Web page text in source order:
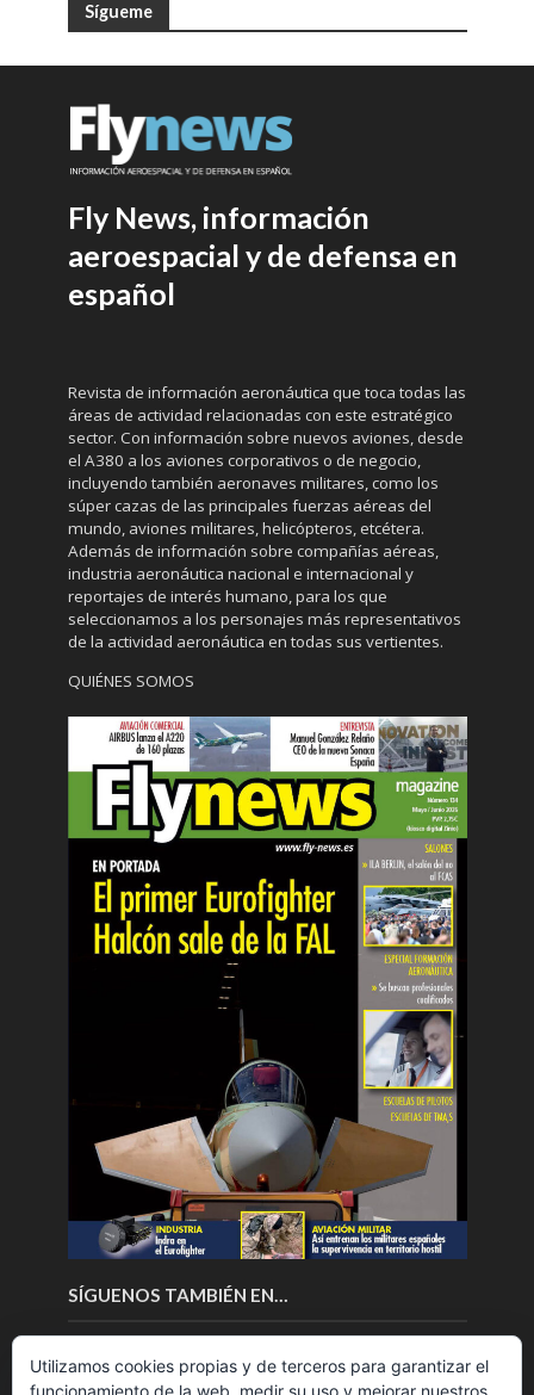
Sígueme
Fly News, información
aeroespacial y de defensa en
español
Revista de información aeronáutica que toca todas las
áreas de actividad relacionadas con este estratégico
sector. Con información sobre nuevos aviones, desde
el A380 a los aviones corporativos o de negocio,
incluyendo también aeronaves militares, como los
súper cazas de las principales fuerzas aéreas del
mundo, aviones militares, helicópteros, etcétera.
Además de información sobre compañías aéreas,
industria aeronáutica nacional e internacional y
reportajes de interés humano, para los que
seleccionamos a los personajes más representativos
de la actividad aeronáutica en todas sus vertientes.
QUIÉNES SOMOS
SÍGUENOS TAMBIÉN EN…
Utilizamos cookies propias y de terceros para garantizar el
funcionamiento de la web, medir su uso y mejorar nuestros